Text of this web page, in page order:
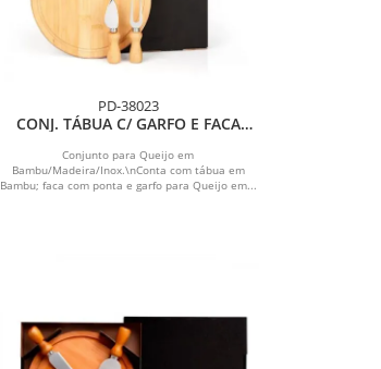
PD-38023
CONJ. TÁBUA C/ GARFO E FACA
Conjunto para Queijo em
Bambu/Madeira/Inox.\nConta com tábua em
Bambu; faca com ponta e garfo para Queijo em...